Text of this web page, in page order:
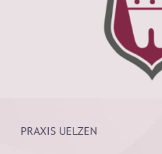
PRAXIS UELZEN